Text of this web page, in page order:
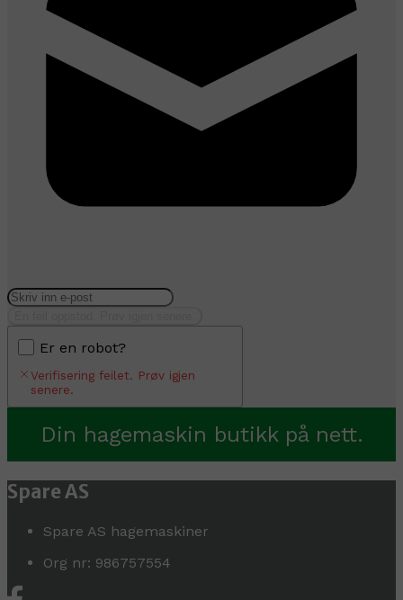
Er en robot?
Verifisering feilet. Prøv igjen
senere.
Din hagemaskin butikk på nett.
Spare AS
Spare AS hagemaskiner
Org nr: 986757554